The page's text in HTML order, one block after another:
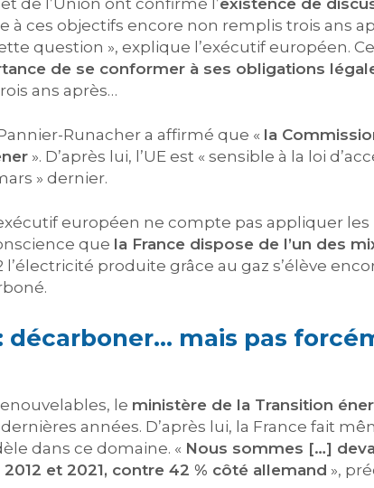
de l’Union ont confirmé l’existence de
à ces objectifs encore non remplis trois ans
question », explique l’exécutif européen.
de se conformer à ses obligations
ans après…
Runacher a affirmé que « la
». D’après lui, l’UE est « sensible à la loi
» dernier.
européen ne compte pas appliquer
que la France dispose de l’un des
l’électricité produite grâce au gaz s’élève
décarboner… mais pas
le ministère de la Transition
années. D’après lui, la France fait
dans ce domaine. « Nous sommes […]
et 2021, contre 42 % côté allemand »,